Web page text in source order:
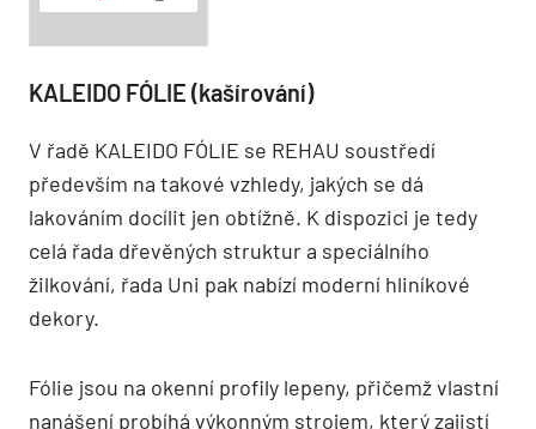
KALEIDO FÓLIE (kašírování)
V řadě KALEIDO FÓLIE se REHAU soustředí
především na takové vzhledy, jakých se dá
lakováním docílit jen obtížně. K dispozici je tedy
celá řada dřevěných struktur a speciálního
žilkování, řada Uni pak nabízí moderní hliníkové
dekory.
Fólie jsou na okenní profily lepeny, přičemž vlastní
nanášení probíhá výkonným strojem, který zajistí